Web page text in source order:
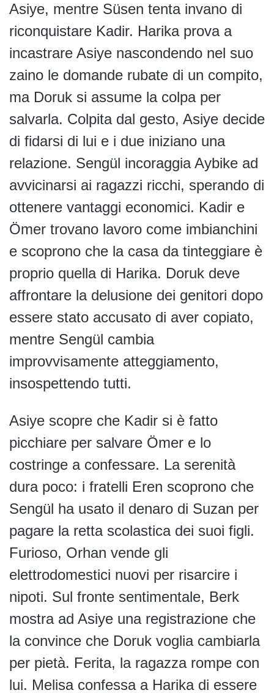
Asiye, mentre Süsen tenta invano di
riconquistare Kadir. Harika prova a
incastrare Asiye nascondendo nel suo
zaino le domande rubate di un compito,
ma Doruk si assume la colpa per
salvarla. Colpita dal gesto, Asiye decide
di fidarsi di lui e i due iniziano una
relazione. Sengül incoraggia Aybike ad
avvicinarsi ai ragazzi ricchi, sperando di
ottenere vantaggi economici. Kadir e
Ömer trovano lavoro come imbianchini
e scoprono che la casa da tinteggiare è
proprio quella di Harika. Doruk deve
affrontare la delusione dei genitori dopo
essere stato accusato di aver copiato,
mentre Sengül cambia
improvvisamente atteggiamento,
insospettendo tutti.
Asiye scopre che Kadir si è fatto
picchiare per salvare Ömer e lo
costringe a confessare. La serenità
dura poco: i fratelli Eren scoprono che
Sengül ha usato il denaro di Suzan per
pagare la retta scolastica dei suoi figli.
Furioso, Orhan vende gli
elettrodomestici nuovi per risarcire i
nipoti. Sul fronte sentimentale, Berk
mostra ad Asiye una registrazione che
la convince che Doruk voglia cambiarla
per pietà. Ferita, la ragazza rompe con
lui. Melisa confessa a Harika di essere